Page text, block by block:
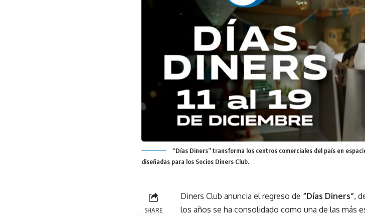
“Días Diners” transforma los centros comerciales del país en
diseñadas para los Socios Diners Club.
SHARE
Diners Club anuncia el regreso de “Días Diners”,
los años se ha consolidado como una de las más